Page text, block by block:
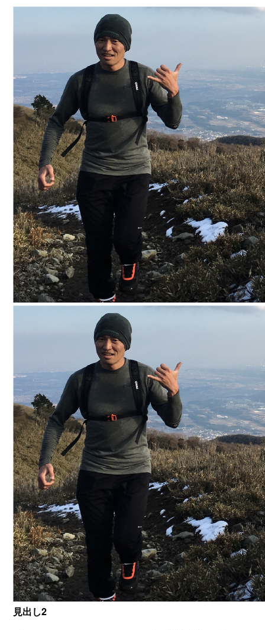
見出し2